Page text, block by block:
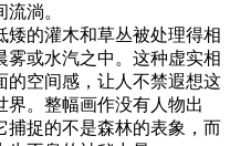
淌。
矮的灌木和草丛被处理得相
雾或水汽之中。这种虚实相
的空间感，让人不禁遐想这
界。整幅画作没有人物出
捕捉的不是森林的表象，而